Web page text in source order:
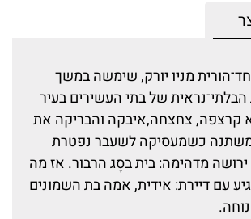
מניו יורק, שימשה במשך
של בתי העשירים בעיר
קרצפה, צחצחה,איבקה והבריקה את
כשמעסיקה לשעבר נפטרת
מדהימה: בית בסֶג הרבור. אז מה
עם דיירת: אידית, אמה בת השמונים